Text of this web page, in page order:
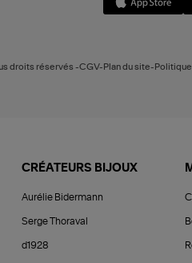
droits réservés -CGV-Plan du site-
CRÉATEURS BIJOUX
Aurélie Bidermann
Serge Thoraval
d1928